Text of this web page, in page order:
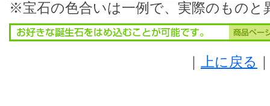
※宝石の色合いは一例で、実際のものと
上に戻る